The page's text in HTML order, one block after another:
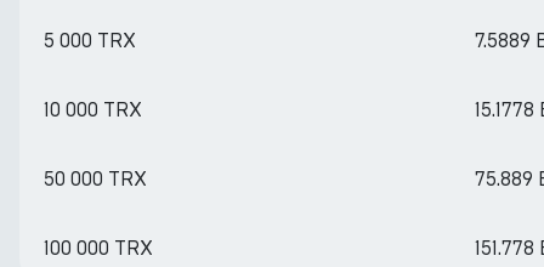
5 000 TRX 7.5889
10 000 TRX 15.1778
50 000 TRX 75.889
100 000 TRX 151.778